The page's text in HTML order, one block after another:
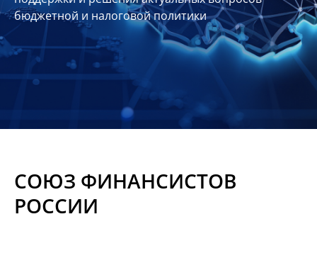
Планы
отчеты
Контакты
Материалы
бюджетной и налоговой политики
СОЮЗ ФИНАНСИСТОВ
РОССИИ